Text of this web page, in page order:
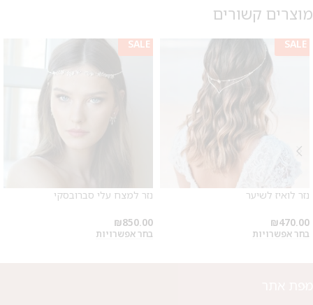
מוצרים קשורים
SALE
נזר לואיז לשיער
₪470.00
בחר אפשרויות
SALE
נזר למצח עלי סברובסקי
₪850.00
בחר אפשרויות